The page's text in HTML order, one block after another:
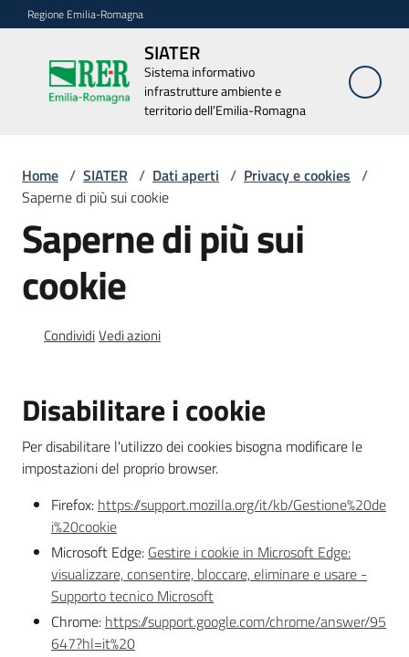
Vai al contenuto
Vai alla navigazione
Vai al footer
Regione Emilia-Romagna
SIATER
Sistema informativo
infrastrutture ambiente e
territorio dell’Emilia-Romagna
SIATER
Sistema
informativo
infrastrutture
Romagna
Elenco
applicazioni
Dati
Assistenza
Regione
Emilia-
Romagna
Regione
Home / SIATER / Dati aperti / Privacy e cookies /
Saperne di più sui cookie
Saperne di più sui
cookie
CondividiVedi azioni
Disabilitare i cookie
Per disabilitare l'utilizzo dei cookies bisogna modificare le
impostazioni del proprio browser.
Firefox: https://support.mozilla.org/it/kb/Gestione%20de
i%20cookie
Microsoft Edge: Gestire i cookie in Microsoft Edge:
visualizzare, consentire, bloccare, eliminare e usare -
Supporto tecnico Microsoft
Chrome: https://support.google.com/chrome/answer/95
647?hl=it%20